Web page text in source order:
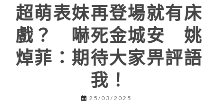
超萌表妹再登場就有床
戲？ 嚇死金城安 姚
焯菲：期待大家畀評語
我！
25/03/2025